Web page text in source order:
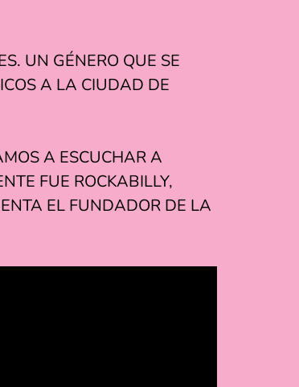
UN GÉNERO QUE SE
A LA CIUDAD DE
A ESCUCHAR A
FUE ROCKABILLY,
EL FUNDADOR DE LA